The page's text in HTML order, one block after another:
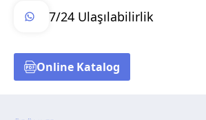
7/24 Ulaşılabilirlik
Online Katalog